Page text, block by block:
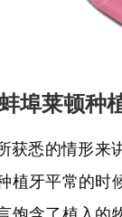
埠莱顿种
获悉的情形来
植牙平常的时